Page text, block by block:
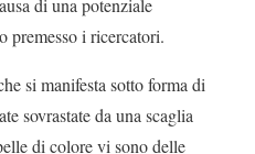
di una potenziale
premesso i ricercatori.
si manifesta sotto forma di
sovrastate da una scaglia
di colore vi sono delle